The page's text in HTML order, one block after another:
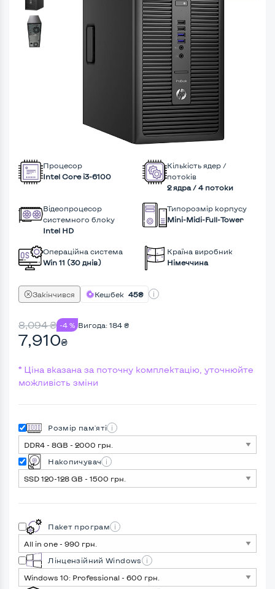
Процесор
Intel Core i3-6100
Кількість ядер /
потоків
2 ядра / 4 потоки
Відеопроцесор
системного блоку
Intel HD
Типорозмір корпусу
Mini-Midi-Full-Tower
Операційна система
Win 11 (30 днів)
Країна виробник
Німеччина
Закінчився Кешбек 45₴
8,094₴ -4 % Вигода: 184 ₴
7,910₴
* Ціна вказана за поточну комплектацію, уточнюйте
можливість зміни
Розмір пам'яті
Накопичувач
Пакет програм
Лінцензійний Windows